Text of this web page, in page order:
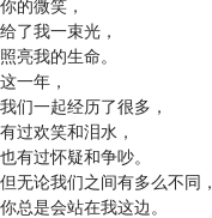
给了我一束光，
照亮我的生命。
这一年，
我们一起经历了很多，
有过欢笑和泪水，
也有过怀疑和争吵。
但无论我们之间有多么不同，
你总是会站在我这边。